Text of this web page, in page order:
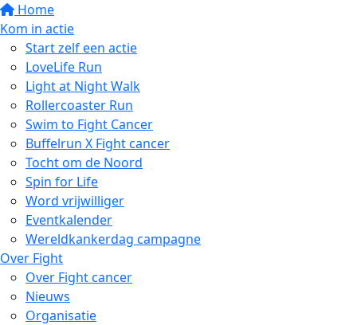
Home
Kom in actie
Start zelf een actie
LoveLife Run
Light at Night Walk
Rollercoaster Run
Swim to Fight Cancer
Buffelrun X Fight cancer
Tocht om de Noord
Spin for Life
Word vrijwilliger
Eventkalender
Wereldkankerdag campagne
Over Fight
Over Fight cancer
Nieuws
Organisatie